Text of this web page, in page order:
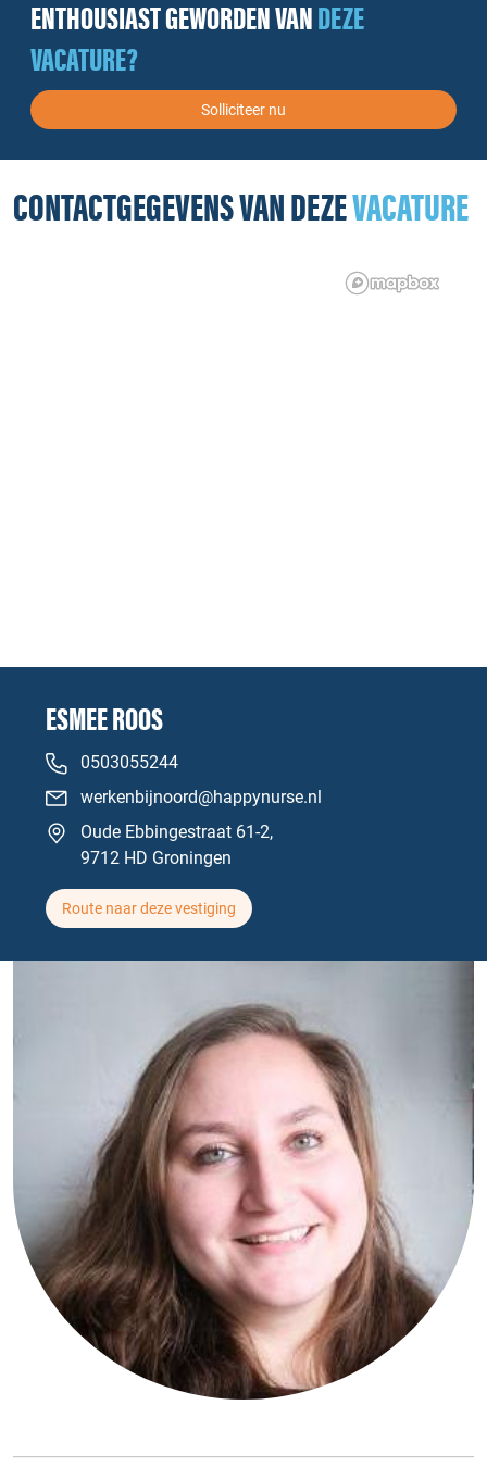
ENTHOUSIAST GEWORDEN VANDEZE
VACATURE?
Solliciteer nu
CONTACTGEGEVENS VAN DEZEVACATURE
ESMEE ROOS
0503055244
werkenbijnoord@happynurse.nl
Oude Ebbingestraat 61-2,
9712 HD Groningen
Route naar deze vestiging